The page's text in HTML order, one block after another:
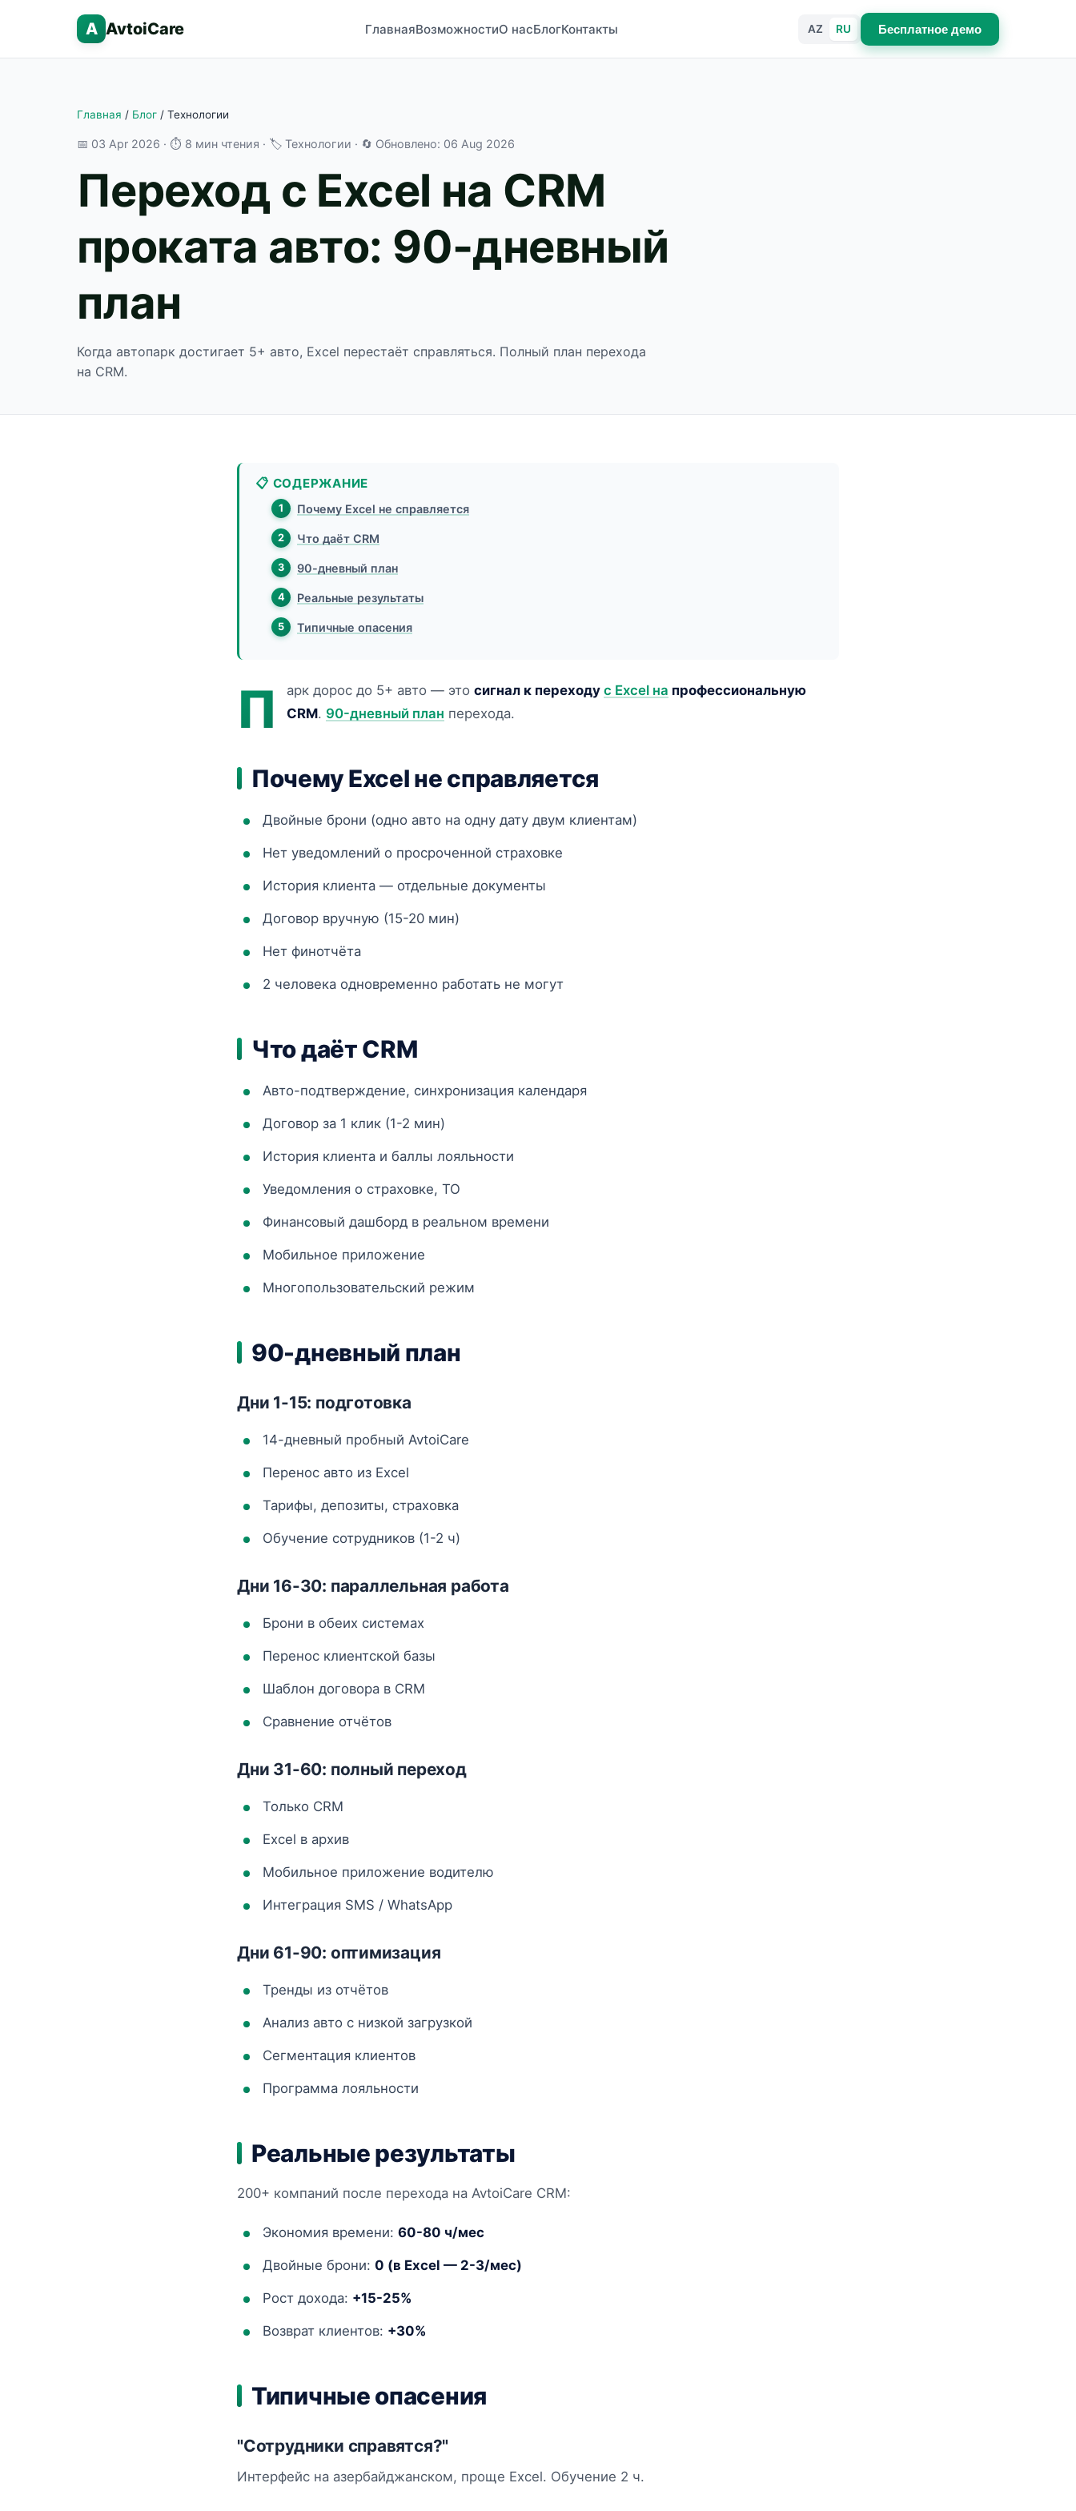
A AvtoiCare ГлавнаяВозможностиО насБлогКонтакты AZ RU Бесплатное демо
Главная / Блог / Технологии
📅 03 Apr 2026 · ⏱ 8 мин чтения · 🏷 Технологии · 🔄 Обновлено: 06 Aug 2026
Переход с Excel на CRM
проката авто: 90-дневный
план
Когда автопарк достигает 5+ авто, Excel перестаёт справляться. Полный план перехода
на CRM.
📋 СОДЕРЖАНИЕ
Почему Excel не справляется
Что даёт CRM
90-дневный план
Реальные результаты
Типичные опасения
П арк дорос до 5+ авто — это сигнал к переходу с Excel на профессиональную
CRM. 90-дневный план перехода.
Почему Excel не справляется
Двойные брони (одно авто на одну дату двум клиентам)
Нет уведомлений о просроченной страховке
История клиента — отдельные документы
Договор вручную (15-20 мин)
Нет финотчёта
2 человека одновременно работать не могут
Что даёт CRM
Авто-подтверждение, синхронизация календаря
Договор за 1 клик (1-2 мин)
История клиента и баллы лояльности
Уведомления о страховке, ТО
Финансовый дашборд в реальном времени
Мобильное приложение
Многопользовательский режим
90-дневный план
Дни 1-15: подготовка
14-дневный пробный AvtoiCare
Перенос авто из Excel
Тарифы, депозиты, страховка
Обучение сотрудников (1-2 ч)
Дни 16-30: параллельная работа
Брони в обеих системах
Перенос клиентской базы
Шаблон договора в CRM
Сравнение отчётов
Дни 31-60: полный переход
Только CRM
Excel в архив
Мобильное приложение водителю
Интеграция SMS / WhatsApp
Дни 61-90: оптимизация
Тренды из отчётов
Анализ авто с низкой загрузкой
Сегментация клиентов
Программа лояльности
Реальные результаты
200+ компаний после перехода на AvtoiCare CRM:
Экономия времени: 60-80 ч/мес
Двойные брони: 0 (в Excel — 2-3/мес)
Рост дохода: +15-25%
Возврат клиентов: +30%
Типичные опасения
"Сотрудники справятся?"
Интерфейс на азербайджанском, проще Excel. Обучение 2 ч.